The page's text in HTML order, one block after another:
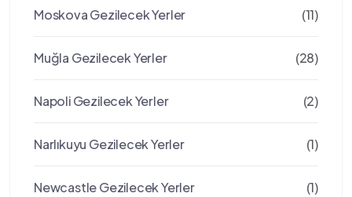
Moskova Gezilecek Yerler (11)
Muğla Gezilecek Yerler (28)
Napoli Gezilecek Yerler (2)
Narlıkuyu Gezilecek Yerler (1)
Newcastle Gezilecek Yerler (1)